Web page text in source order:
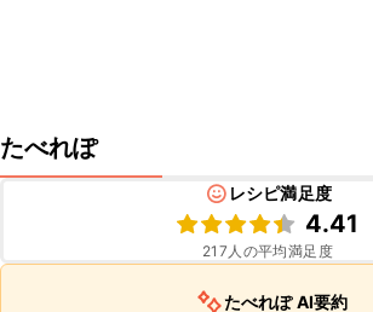
たべれぽ
レシピ満足度
4.41
217 人の平均満足度
たべれぽ AI要約